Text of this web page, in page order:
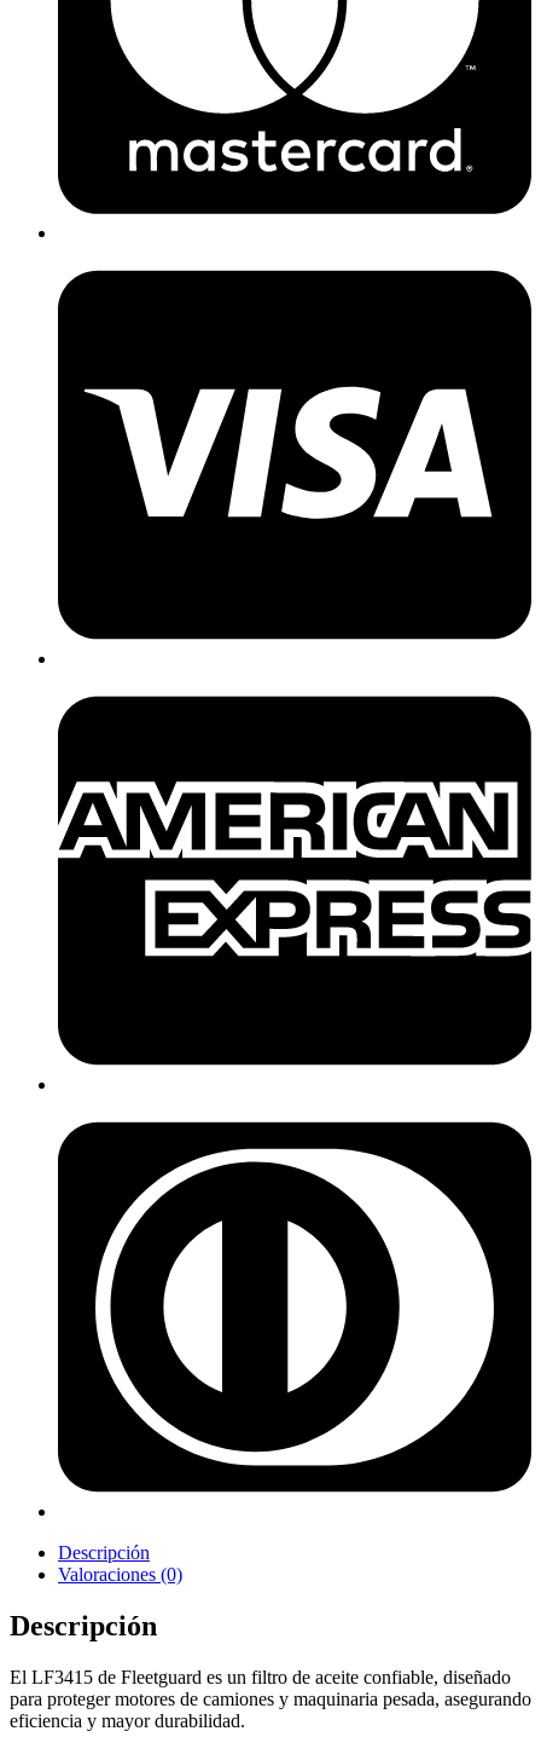
Descripción
Valoraciones (0)
Descripción
El LF3415 de Fleetguard es un filtro de aceite confiable, diseñado
para proteger motores de camiones y maquinaria pesada, asegurando
eficiencia y mayor durabilidad.